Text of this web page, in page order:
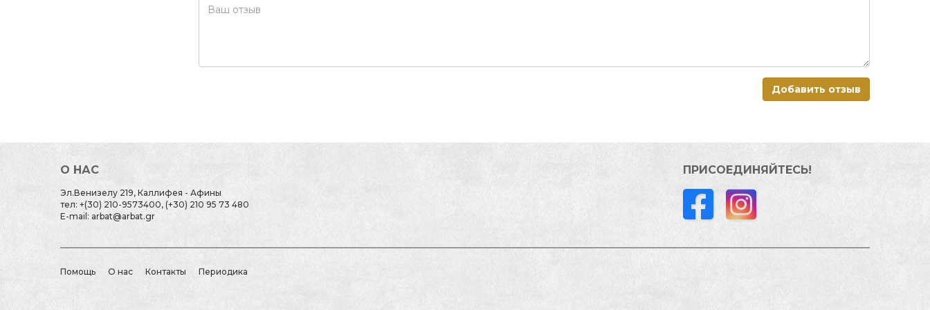
Добавить отзыв
О НАС
Эл.Венизелу 219, Каллифея - Афины
тел: +(30) 210-9573400, (+30) 210 95 73 480
E-mail: arbat@arbat.gr
ПРИСОЕДИНЯЙТЕСЬ!
Помощь О нас Контакты Периодика